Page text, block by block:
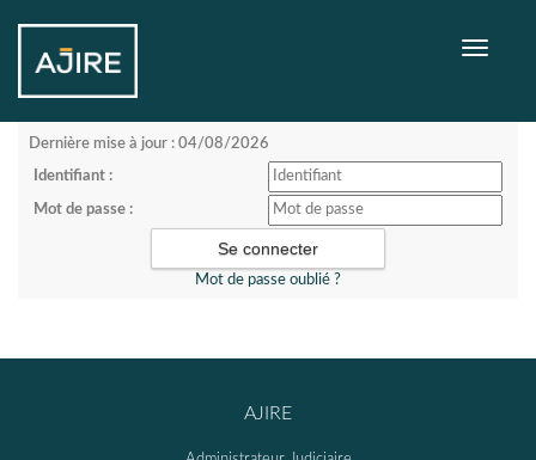
Toggle
Dernière mise à jour : 04/08/2026
Identifiant :
Mot de passe :
Mot de passe oublié ?
AJIRE